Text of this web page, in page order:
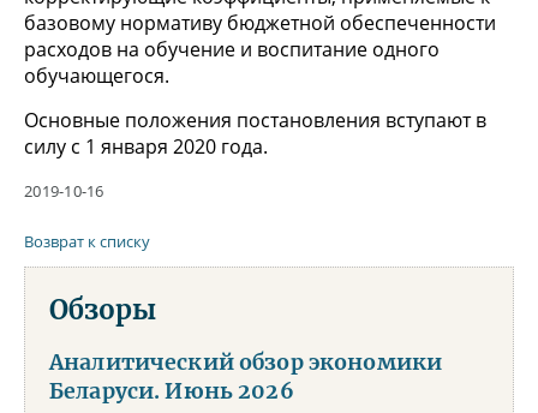
базовому нормативу бюджетной обеспеченности
расходов на обучение и воспитание одного
обучающегося.
Основные положения постановления вступают в
силу с 1 января 2020 года.
2019-10-16
Возврат к списку
Обзоры
Аналитический обзор экономики
Беларуси. Июнь 2026